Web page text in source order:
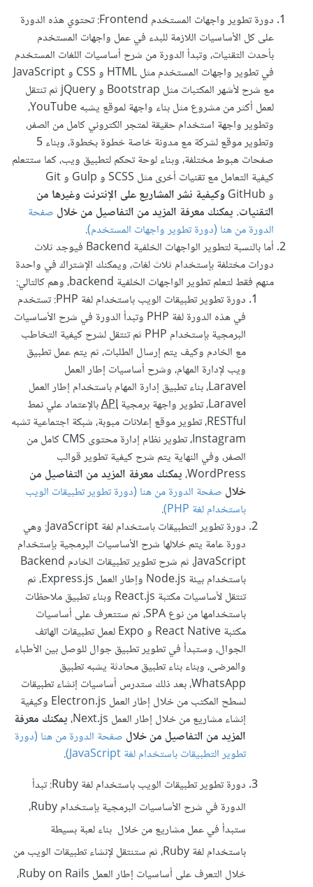
دورة تطوير واجهات المستخدم Frontend: تحتوي هذه الدورة
على كل الأساسيات اللازمة للبدء في عمل واجهات المستخدم
بأحدث التقنيات، وتبدأ الدورة من شرح أساسيات اللغات المستخدم
في تطوير واجهات المستخدم مثل HTML و CSS و JavaScript
مع شرح لأشهر المكتبات مثل Bootstrap و jQuery ثم تنتقل
لعمل أكثر من مشروع مثل بناء واجهة لموقع يشبه YouTube،
وتطوير واجهة استخدام حقيقة لمتجر الكتروني كامل من الصفر،
وتطوير موقع لشركة مع مدونة خاصة خطوة بخطوة، وبناء 5
صفحات هبوط مختلفة، وبناء لوحة تحكم لتطبيق ويب، كما ستتعلم
كيفية التعامل مع تقنيات أخرى مثل SCSS و Gulp و Git
و GitHub
وكيفية نشر المشاريع على الإنترنت وغيرها من
التقنيات. يمكنك معرفة المزيد من التفاصيل من خلال صفحة
الدورة من هنا (دورة تطوير واجهات المستخدم).
أما بالنسبة لتطوير الواجهات الخلفية Backend فيوجد ثلاث
دورات مختلفة بإستخدام ثلاث لغات، ويمكنك الإشتراك في واحدة
منهم فقط لتعلم تطوير الواجهات الخلفية backend، وهم كالتالي:
دورة تطوير تطبيقات الويب باستخدام لغة PHP: تستخدم
في هذه الدورة لغة PHP وتبدأ الدورة في شرح الأساسيات
البرمجية بإستخدام PHP ثم تنتقل لشرح كيفية التخاطب
مع الخادم وكيف يتم إرسال الطلبات، ثم يتم عمل تطبيق
ويب لإدارة المهام، وشرح أساسيات إطار العمل
Laravel، بناء تطبيق إدارة المهام باستخدام إطار العمل
Laravel، تطوير واجهة برمجية
APIبالإعتماد علي نمط
RESTful، تطوير موقع إعلانات مبوبة، شبكة اجتماعية تشبه
Instagram، تطوير نظام إدارة محتوى CMS كامل من
الصفر، وفي النهاية يتم شرح كيفية تطوير قوالب
WordPress، يمكنك معرفة المزيد من التفاصيل من
خلال صفحة الدورة من هنا (دورة تطوير تطبيقات الويب
باستخدام لغة PHP)
.
دورة تطوير التطبيقات باستخدام لغة JavaScript: وهي
دورة عامة يتم خلالها شرح الأساسيات البرمجية بإستخدام
JavaScript، ثم شرح تطوير تطبيقات الخادم Backend
باستخدام بيئة Node.js وإطار العمل Express.js، ثم
تنتقل لأساسيات مكتبة React.js وبناء تطبيق ملاحظات
باستخدامها من نوع SPA، ثم ستتعرف على أساسيات
مكتبة React Native و Expo لعمل تطبيقات الهاتف
الجوال، وستبدأ في تطوير تطبيق جوال للوصل بين الأطباء
والمرضى، وبناء بناء تطبيق محادثة يشبه تطبيق
WhatsApp، بعد ذلك ستدرس أساسيات إنشاء تطبيقات
لسطح المكتب من خلال إطار العمل Electron.js وكيفية
إنشاء مشاريع من خلال إطار العمل Next.js،
يمكنك معرفة
المزيد من التفاصيل من خلال صفحة الدورة من هنا (دورة
تطوير التطبيقات باستخدام لغة JavaScript)
.
دورة تطوير تطبيقات الويب باستخدام لغة Ruby: تبدأ
الدورة في شرح الأساسيات البرمجية بإستخدام Ruby،
ستبدأ في عمل مشاريع من خلال بناء لعبة بسيطة
باستخدام لغة Ruby، ثم ستنتقل لإنشاء تطبيقات الويب من
خلال التعرف على أساسيات إطار العمل Ruby on Rails،